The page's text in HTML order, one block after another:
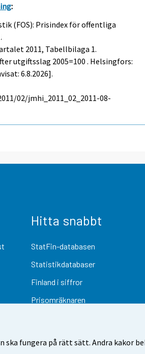
fungera på rätt sätt. Andra kakor
:
(FOS): Prisindex för offentliga
2011, Tabellbilaga 1.
utgiftsslag 2005=100 . Helsingfors:
6.8.2026].
02/jmhi_2011_02_2011-08-
Hitta snabbt
StatFin-databasen
Statistikdatabaser
Finland i siffror
Prisomräknaren